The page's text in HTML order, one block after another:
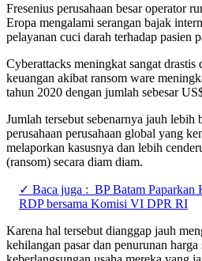
Fresenius perusahaan besar operator
Eropa mengalami serangan bajak
pelayanan cuci darah terhadap pasien
Cyberattacks meningkat sangat
keuangan akibat ransom ware
tahun 2020 dengan jumlah sebesar
Jumlah tersebut sebenarnya jauh lebih
perusahaan perusahaan global yang
melaporkan kasusnya dan lebih
(ransom) secara diam diam.
✓ Baca juga : BP Batam Paparkan
RDP bersama Komisi VI DPR RI
Karena hal tersebut dianggap jauh
kehilangan pasar dan penurunan harga